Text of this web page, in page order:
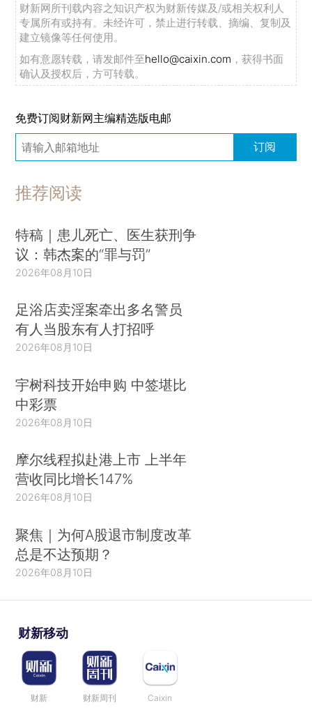
财新网所刊载内容之知识产权为财新传媒及/或相关权利人
专属所有或持有。未经许可，禁止进行转载、摘编、复制及
建立镜像等任何使用。
如有意愿转载，请发邮件至hello@caixin.com ，获得书面
确认及授权后，方可转载。
免费订阅财新网主编精选版电邮
订阅
推荐阅读
特稿｜患儿死亡、医生获刑争
议：韩杰案的“罪与罚”
2026年08月10日
足浴店卖淫案牵出多名警员
有人当股东有人打招呼
2026年08月10日
宇树科技开始申购 中签堪比
中彩票
2026年08月10日
摩尔线程拟赴港上市 上半年
营收同比增长147%
2026年08月10日
聚焦｜为何A股退市制度改革
总是不达预期？
2026年08月10日
财新移动
财新 财新周刊 Caixin